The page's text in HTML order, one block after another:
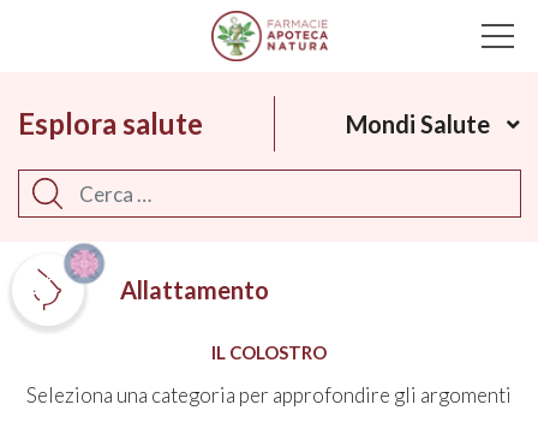
Main Navigation
Esplora salute Mondi Salute
Cerca
Allattamento
IL COLOSTRO
Seleziona una categoria per approfondire gli argomenti